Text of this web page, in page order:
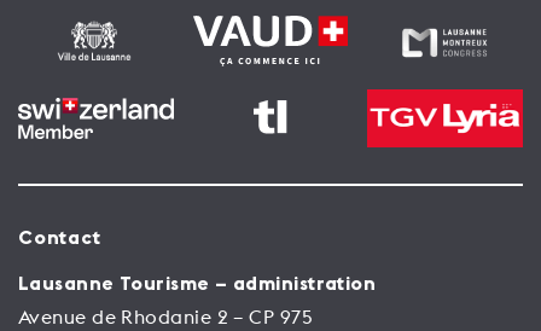
Contact
Lausanne Tourisme – administration
Avenue de Rhodanie 2 – CP 975